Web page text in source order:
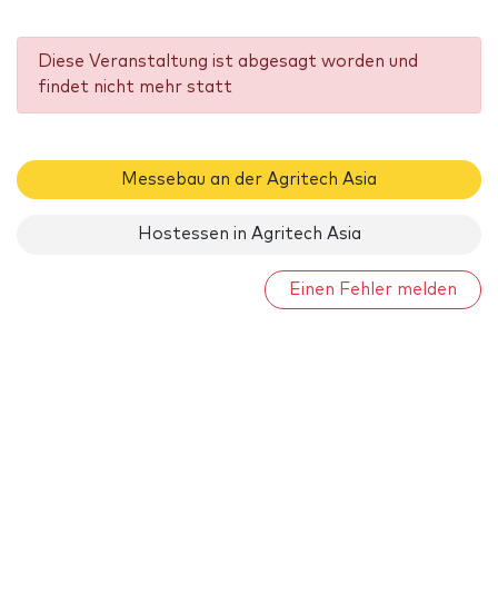
Diese Veranstaltung ist abgesagt worden und
findet nicht mehr statt
Messebau an der Agritech Asia
Hostessen in Agritech Asia
Einen Fehler melden